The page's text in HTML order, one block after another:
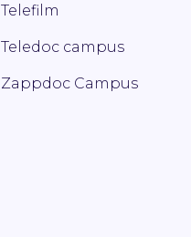
Telefilm
Teledoc campus
Zappdoc Campus